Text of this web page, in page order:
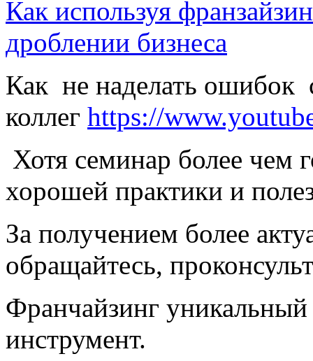
Как используя
дроблении бизнеса
Как не наделать ошибок
коллег https://
Хотя семинар более чем
хорошей практики и
За получением более
обращайтесь,
Франчайзинг
инструмент.